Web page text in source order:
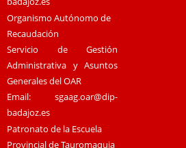
Organismo Autónomo de
Recaudación
Servicio de Gestión
Administrativa y Asuntos
Generales del OAR
Email:sgaag.oar@dip-
badajoz.es
Patronato de la Escuela
Provincial de Tauromaquia